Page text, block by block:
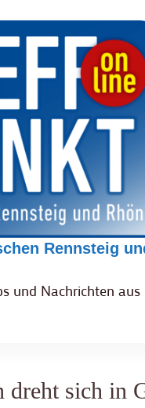
Rennsteig
und Nachrichten aus
dreht sich in